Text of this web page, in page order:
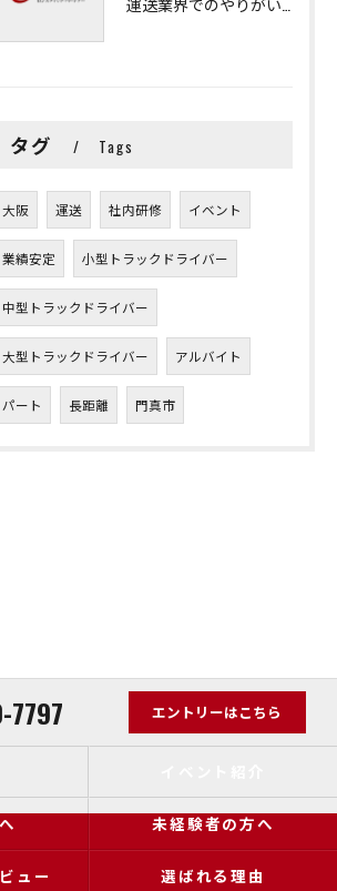
タグ Tags
大阪 運送 社内研修 イベント
業績安定 小型トラックドライバー
中型トラックドライバー
大型トラックドライバー アルバイト
パート 長距離 門真市
エントリーはこちら
未経験者の方へ
ュー 選ばれる理由